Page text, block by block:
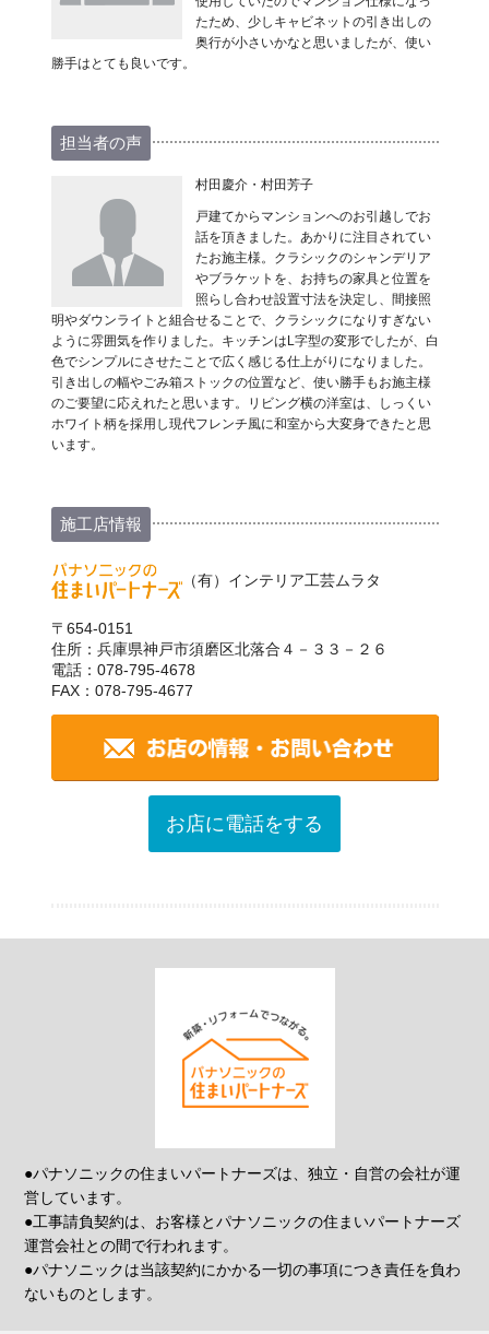
たため、少しキャビネットの引き出しの
奥行が小さいかなと思いましたが、使い
勝手はとても良いです。
担当者の声
村田慶介・村田芳子
戸建てからマンションへのお引越しでお
話を頂きました。あかりに注目されてい
たお施主様。クラシックのシャンデリア
やブラケットを、お持ちの家具と位置を
照らし合わせ設置寸法を決定し、間接照
明やダウンライトと組合せることで、クラシックになりすぎない
ように雰囲気を作りました。キッチンはL字型の変形でしたが、白
色でシンプルにさせたことで広く感じる仕上がりになりました。
引き出しの幅やごみ箱ストックの位置など、使い勝手もお施主様
のご要望に応えれたと思います。リビング横の洋室は、しっくい
ホワイト柄を採用し現代フレンチ風に和室から大変身できたと思
います。
施工店情報
（有）インテリア工芸ムラタ
〒654-0151
住所：兵庫県神戸市須磨区北落合４－３３－２６
電話：078-795-4678
FAX：078-795-4677
お店に電話をする
●パナソニックの住まいパートナーズは、独立・自営の会社が運
営しています。
●工事請負契約は、お客様とパナソニックの住まいパートナーズ
運営会社との間で行われます。
●パナソニックは当該契約にかかる一切の事項につき責任を負わ
ないものとします。